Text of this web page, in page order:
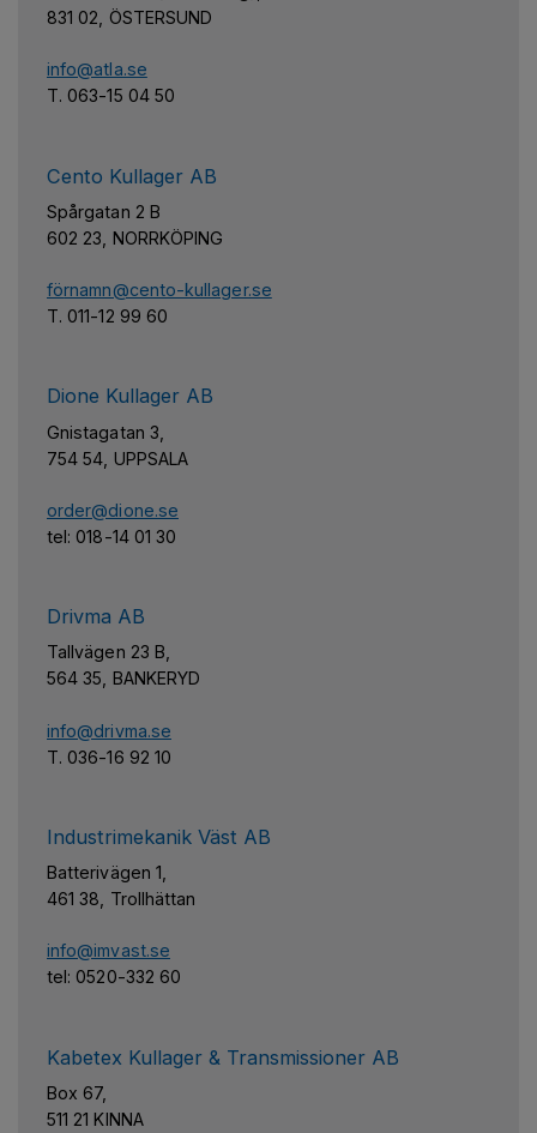
831 02, ÖSTERSUND
info@atla.se
T. 063-15 04 50
Cento Kullager AB
Spårgatan 2 B
602 23, NORRKÖPING
förnamn@cento-kullager.se
T. 011-12 99 60
Dione Kullager AB
Gnistagatan 3,
754 54, UPPSALA
order@dione.se
tel: 018-14 01 30
Drivma AB
Tallvägen 23 B,
564 35, BANKERYD
info@drivma.se
T. 036-16 92 10
Industrimekanik Väst AB
Batterivägen 1,
461 38, Trollhättan
info@imvast.se
tel: 0520-332 60
Kabetex Kullager & Transmissioner AB
Box 67,
511 21 KINNA